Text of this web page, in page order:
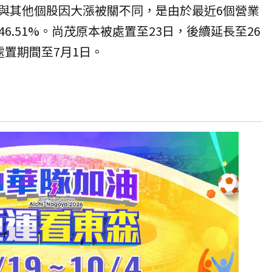
其他個股因大漲被關不同，是由於最近6個營業
。尚茂原本被處置至23日，後續延長至26
期間至7月1日。